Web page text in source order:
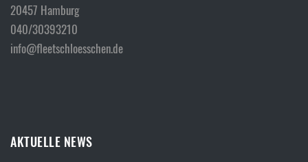
20457 Hamburg
040/30393210
info@fleetschloesschen.de
AKTUELLE NEWS